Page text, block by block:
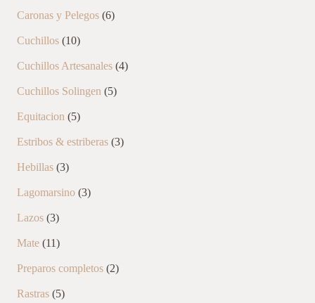
productos
Caronas y Pelegos 66
Cuchillos 1010
productos
Cuchillos Artesanales 44
Cuchillos Solingen 55
Equitacion 55
productos
Estribos & estriberas 33
Hebillas 33
productos
Lagomarsino 33
Lazos 33
productos
Mate 1111
productos
Preparos completos 22
Rastras 55